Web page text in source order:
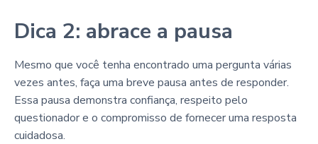
Dica 2: abrace a pausa
Mesmo que você tenha encontrado uma pergunta várias
vezes antes, faça uma breve pausa antes de responder.
Essa pausa demonstra confiança, respeito pelo
questionador e o compromisso de fornecer uma resposta
cuidadosa.